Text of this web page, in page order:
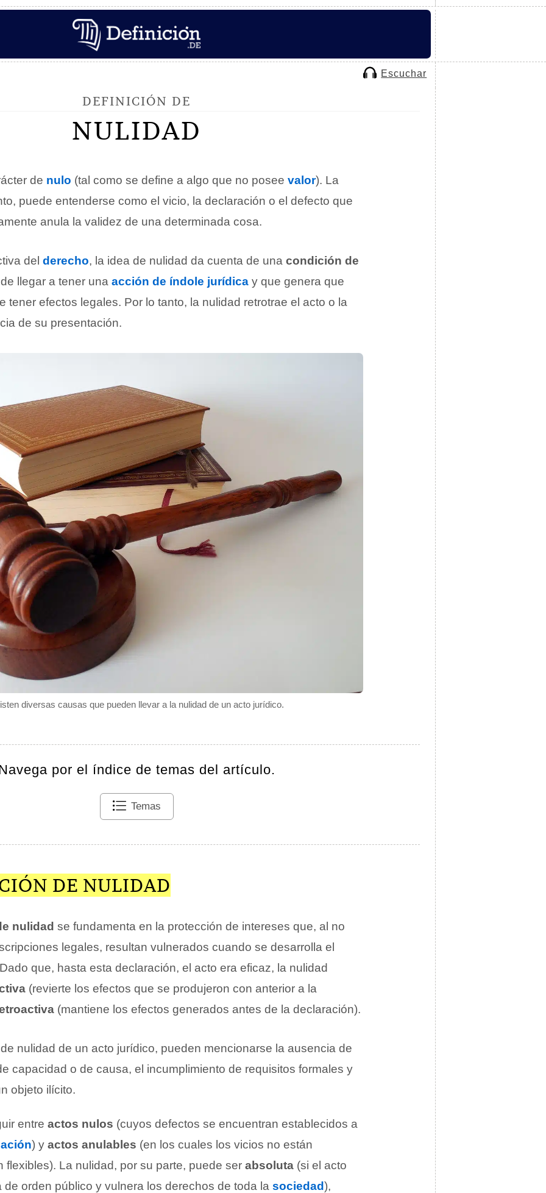
Escuchar
DEFINICIÓN DE
NULIDAD
diversas causas que pueden llevar a la nulidad de un acto jurídico.
de nulo (tal como se define a algo que no posee valor). La
puede entenderse como el vicio, la declaración o el defecto que
anula la validez de una determinada cosa.
del derecho, la idea de nulidad da cuenta de una condición de
llegar a tener una acción de índole jurídica y que genera que
tener efectos legales. Por lo tanto, la nulidad retrotrae el acto o la
de su presentación.
por el índice de temas del artículo.
Temas
DE NULIDAD
nulidad se fundamenta en la protección de intereses que, al no
legales, resultan vulnerados cuando se desarrolla el
que, hasta esta declaración, el acto era eficaz, la nulidad
(revierte los efectos que se produjeron con anterior a la
(mantiene los efectos generados antes de la declaración).
nulidad de un acto jurídico, pueden mencionarse la ausencia de
capacidad o de causa, el incumplimiento de requisitos formales y
objeto ilícito.
entre actos nulos (cuyos defectos se encuentran establecidos a
) y actos anulables (en los cuales los vicios no están
flexibles). La nulidad, por su parte, puede ser absoluta (si el acto
de orden público y vulnera los derechos de toda la sociedad),